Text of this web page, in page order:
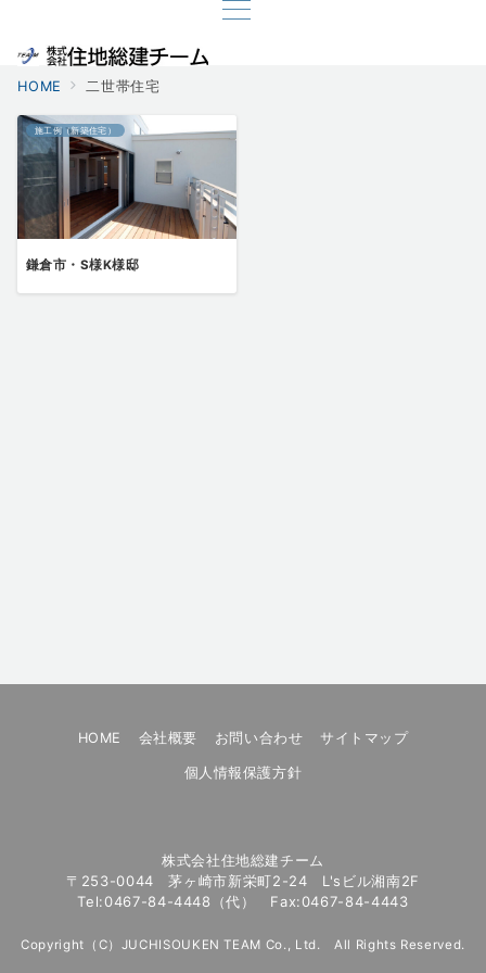
HOME 二世帯住宅
施工例（新築住宅）
鎌倉市・S様K様邸
HOME 会社概要 お問い合わせ サイトマップ
個人情報保護方針
株式会社住地総建チーム
〒253-0044 茅ヶ崎市新栄町2-24 L'sビル湘南2F
Tel:0467-84-4448（代） Fax:0467-84-4443
Copyright（C）JUCHISOUKEN TEAM Co., Ltd. All Rights Reserved.